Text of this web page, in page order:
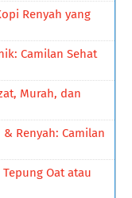
Renyah yang
Camilan Sehat
Murah, dan
Renyah: Camilan
Oat atau